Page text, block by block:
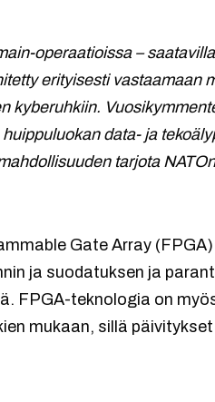
operaatioissa –
erityisesti vastaamaan
kyberuhkiin.
data- ja
tarjota
Gate Array
ja suodatuksen ja
FPGA-teknologia on
mukaan, sillä